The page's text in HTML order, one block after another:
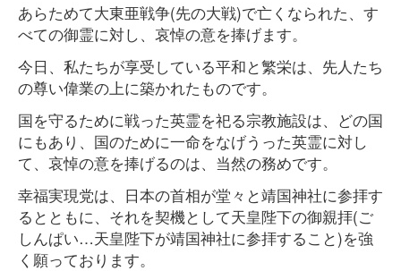
あらためて大東亜戦争(先の大戦)で亡くなられた、す
べての御霊に対し、哀悼の意を捧げます。
今日、私たちが享受している平和と繁栄は、先人たち
の尊い偉業の上に築かれたものです。
国を守るために戦った英霊を祀る宗教施設は、どの国
にもあり、国のために一命をなげうった英霊に対し
て、哀悼の意を捧げるのは、当然の務めです。
幸福実現党は、日本の首相が堂々と靖国神社に参拝す
るとともに、それを契機として天皇陛下の御親拝(ご
しんぱい…天皇陛下が靖国神社に参拝すること)を強
く願っております。